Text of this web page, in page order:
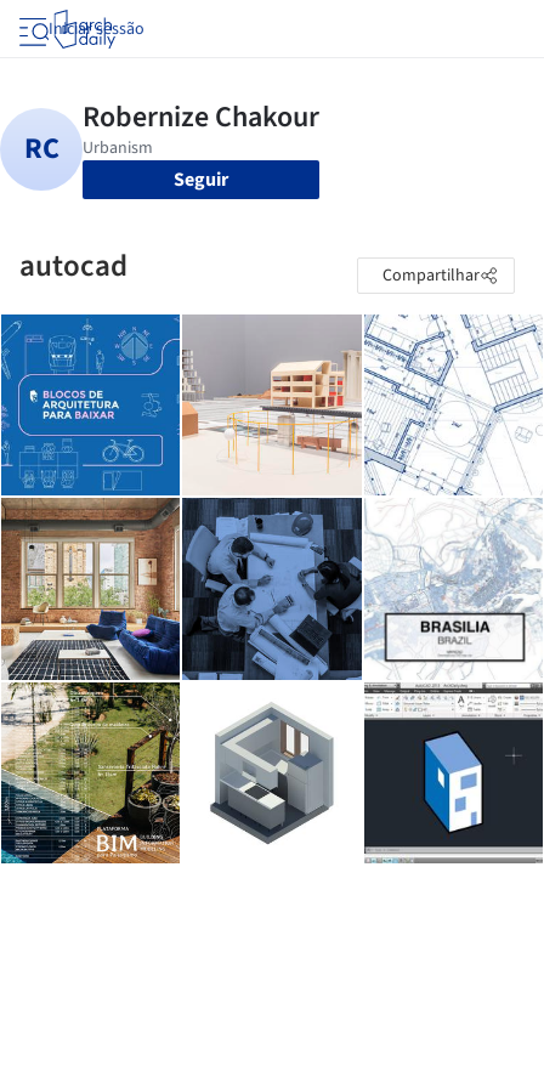
Iniciar sessão
Seguir
autocad Compartilhar